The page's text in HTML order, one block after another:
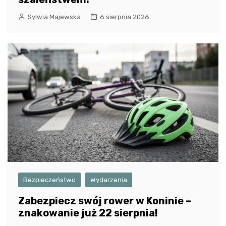
Sylwia Majewska 6 sierpnia 2026
Bezpieczeństwo Wydarzenia
Zabezpiecz swój rower w Koninie –
znakowanie już 22 sierpnia!